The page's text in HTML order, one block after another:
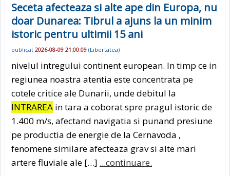
Seceta afecteaza si alte ape din Europa, nu
doar Dunarea: Tibrul a ajuns la un minim
istoric pentru ultimii 15 ani
publicat 2026-08-09 21:00:09 (Libertatea)
nivelul intregului continent european. In timp ce in
regiunea noastra atentia este concentrata pe
cotele critice ale Dunarii, unde debitul la
INTRAREA in tara a coborat spre pragul istoric de
1.400 m/s, afectand navigatia si punand presiune
pe productia de energie de la Cernavoda ,
fenomene similare afecteaza grav si alte mari
artere fluviale ale […] ...continuare.